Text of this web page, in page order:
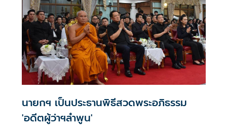
นายกฯ เป็นประธานพิธีสวดพระอภิธรรม
'อดีตผู้ว่าฯลำพูน'